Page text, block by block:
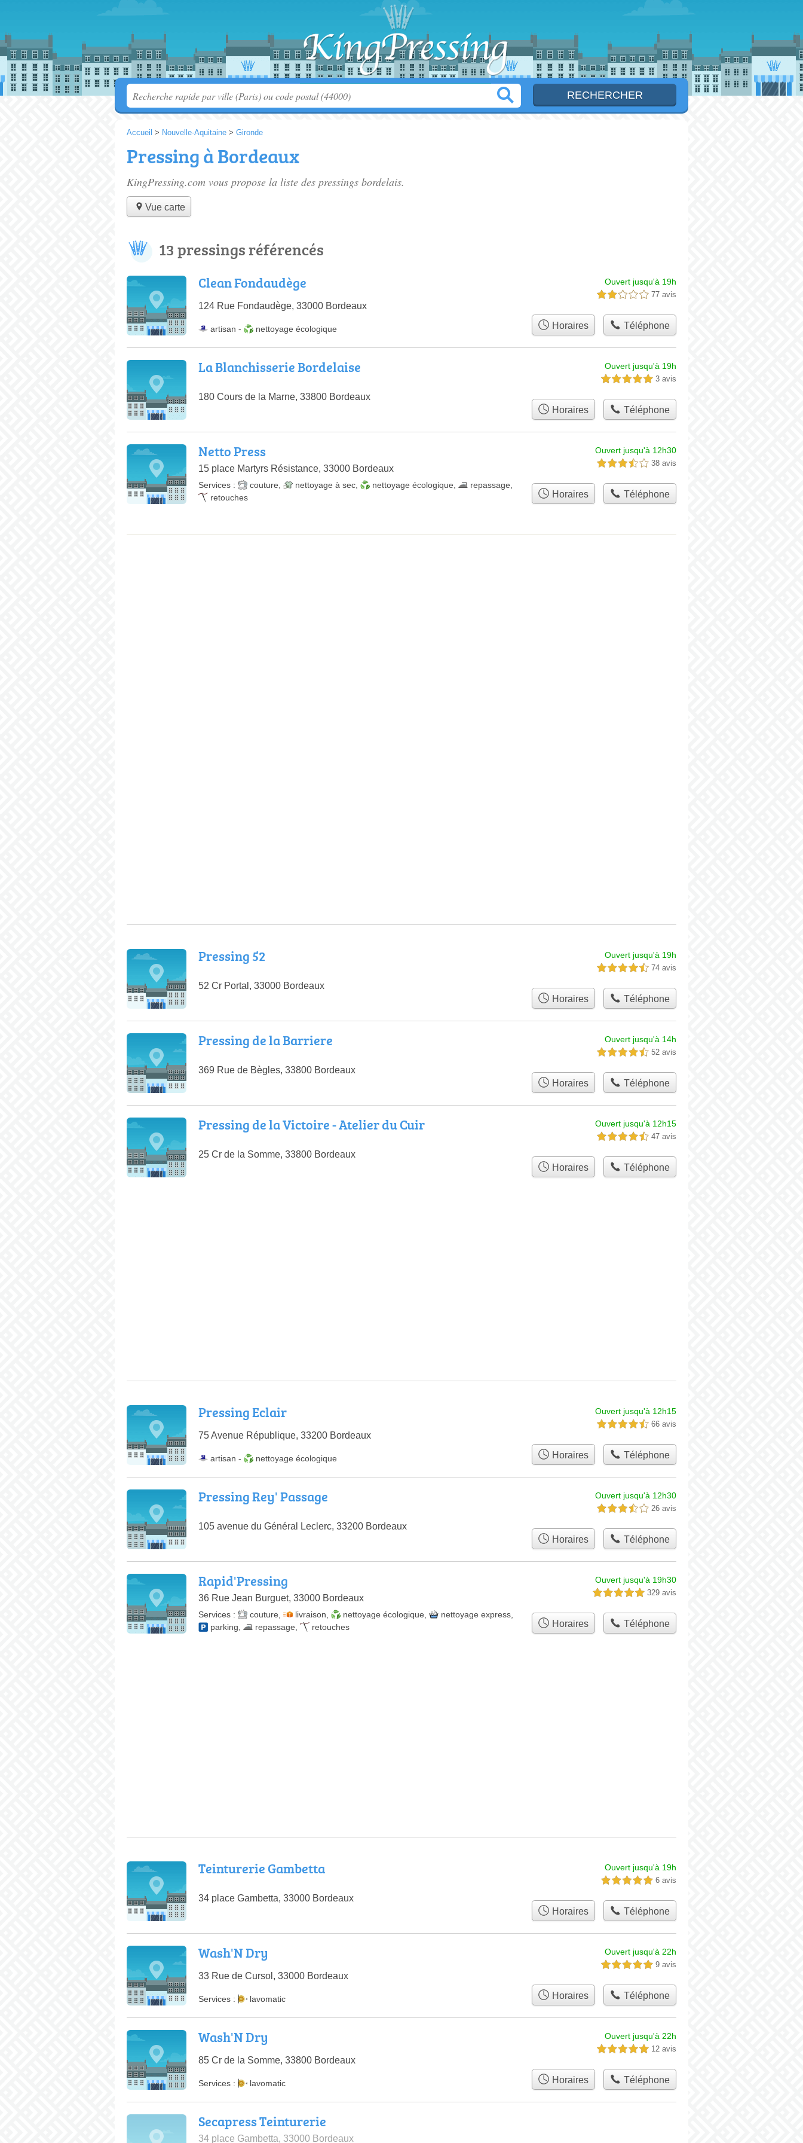
Accueil > Nouvelle-Aquitaine > Gironde
Pressing à Bordeaux
KingPressing.com vous propose la liste des pressings bordelais.
Vue carte
13 pressings référencés
Clean Fondaudège
124 Rue Fondaudège, 33000 Bordeaux
Ouvert jusqu'à 19h
2,0 étoiles sur 5 77 avis
artisan - nettoyage écologique Horaires Téléphone
La Blanchisserie Bordelaise
180 Cours de la Marne, 33800 Bordeaux
Ouvert jusqu'à 19h
5,0 étoiles sur 5 3 avis
Horaires Téléphone
Netto Press
15 place Martyrs Résistance, 33000 Bordeaux
Ouvert jusqu'à 12h30
3,5 étoiles sur 5 38 avis
Services : couture nettoyage à sec nettoyage écologique repassage
retouches
Horaires Téléphone
Pressing 52
52 Cr Portal, 33000 Bordeaux
Ouvert jusqu'à 19h
4,5 étoiles sur 5 74 avis
Horaires Téléphone
Pressing de la Barriere
369 Rue de Bègles, 33800 Bordeaux
Ouvert jusqu'à 14h
4,5 étoiles sur 5 52 avis
Horaires Téléphone
Pressing de la Victoire - Atelier du Cuir
25 Cr de la Somme, 33800 Bordeaux
Ouvert jusqu'à 12h15
4,5 étoiles sur 5 47 avis
Horaires Téléphone
Pressing Eclair
75 Avenue République, 33200 Bordeaux
Ouvert jusqu'à 12h15
4,5 étoiles sur 5 66 avis
artisan - nettoyage écologique Horaires Téléphone
Pressing Rey' Passage
105 avenue du Général Leclerc, 33200 Bordeaux
Ouvert jusqu'à 12h30
3,5 étoiles sur 5 26 avis
Horaires Téléphone
Rapid'Pressing
36 Rue Jean Burguet, 33000 Bordeaux
Ouvert jusqu'à 19h30
5,0 étoiles sur 5 329 avis
Services : couture livraison nettoyage écologique nettoyage express
parking
repassage retouches Horaires Téléphone
Teinturerie Gambetta
34 place Gambetta, 33000 Bordeaux
Ouvert jusqu'à 19h
5,0 étoiles sur 5 6 avis
Horaires Téléphone
Wash'N Dry
33 Rue de Cursol, 33000 Bordeaux
Ouvert jusqu'à 22h
5,0 étoiles sur 5 9 avis
Services : lavomatic Horaires Téléphone
Wash'N Dry
85 Cr de la Somme, 33800 Bordeaux
Ouvert jusqu'à 22h
5,0 étoiles sur 5 12 avis
Services : lavomatic Horaires Téléphone
Secapress Teinturerie
34 place Gambetta, 33000 Bordeaux